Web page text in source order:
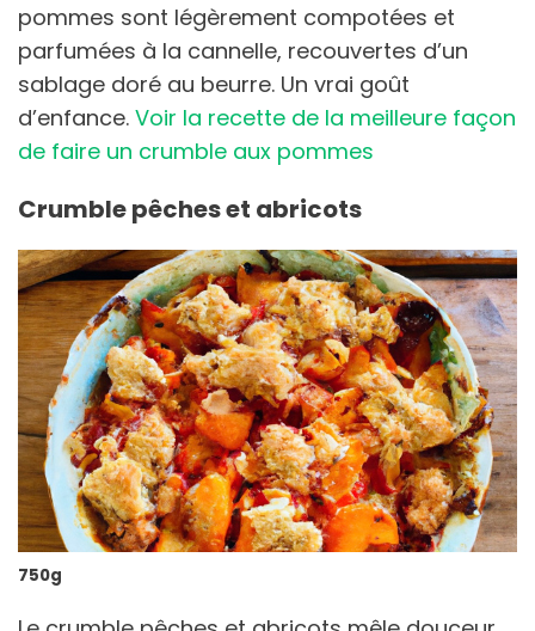
pommes sont légèrement compotées et
parfumées à la cannelle, recouvertes d’un
sablage doré au beurre. Un vrai goût
d’enfance. Voir la recette de la meilleure façon
de faire un crumble aux pommes
Crumble pêches et abricots
750g